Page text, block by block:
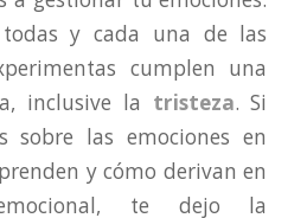
y cada una de las
cumplen una
inclusive la tristeza. Si
sobre las emociones en
y cómo derivan en
te dejo la